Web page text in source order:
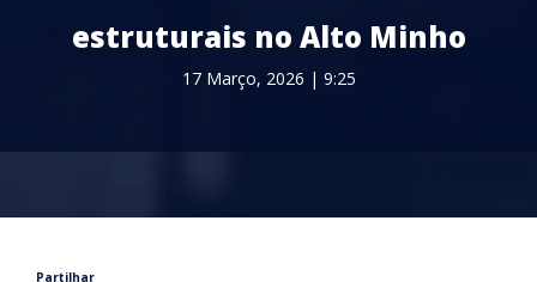
estruturais no Alto Minho
17 Março, 2026 | 9:25
Partilhar